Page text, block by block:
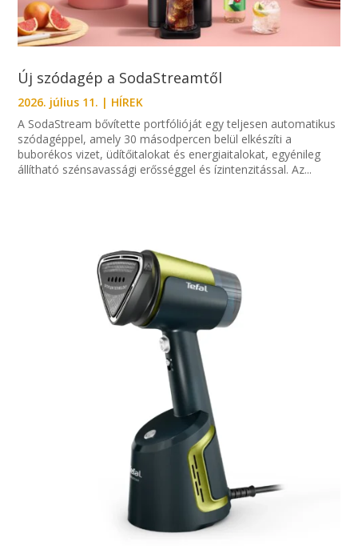
Új szódagép a SodaStreamtől
2026. július 11. | HÍREK
A SodaStream bővítette portfólióját egy teljesen automatikus
szódagéppel, amely 30 másodpercen belül elkészíti a
buborékos vizet, üdítőitalokat és energiaitalokat, egyénileg
állítható szénsavassági erősséggel és ízintenzitással. Az...